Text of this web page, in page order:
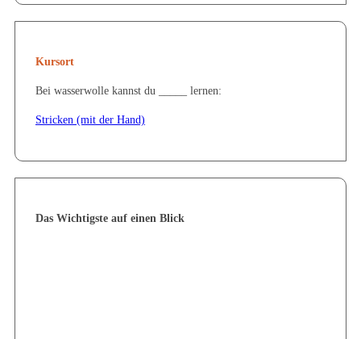
Kursort
Bei wasserwolle kannst du _____ lernen:
Stricken (mit der Hand)
Das Wichtigste auf einen Blick